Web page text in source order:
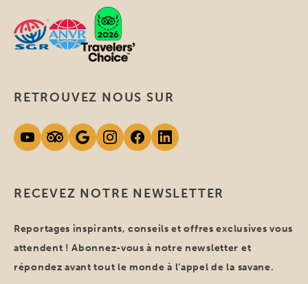
RECEVEZ NOTRE NEWSLETTER
Reportages inspirants, conseils et offres exclusives vous
attendent ! Abonnez-vous à notre newsletter et
répondez avant tout le monde à l’appel de la savane.
RETROUVEZ NOUS SUR